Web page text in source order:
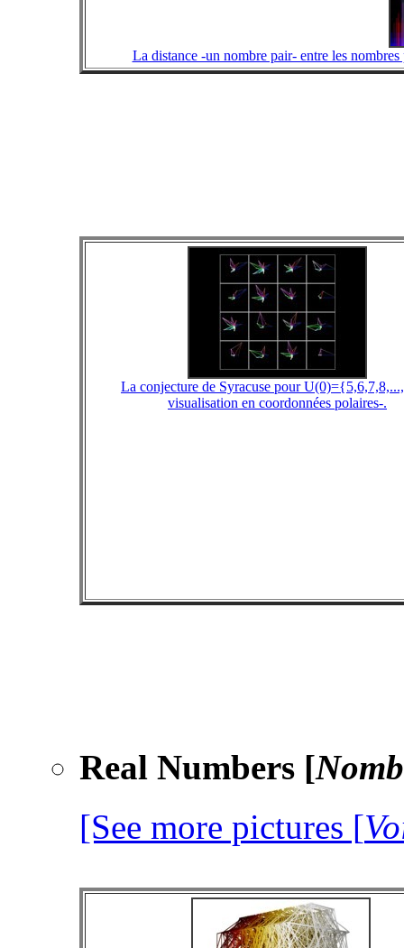
La distance -un nombre pair- entre les
La conjecture de Syracuse pour
visualisation en coordonnées polaires-.
Real Numbers [
[See more pictures [